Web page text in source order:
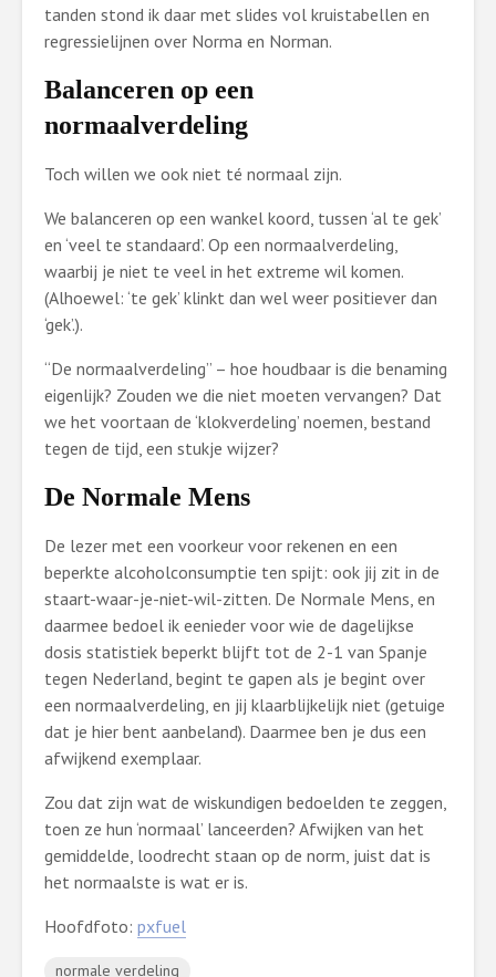
tanden stond ik daar met slides vol kruistabellen en
regressielijnen over Norma en Norman.
Balanceren op een
normaalverdeling
Toch willen we ook niet té normaal zijn.
We balanceren op een wankel koord, tussen ‘al te gek’
en ‘veel te standaard’. Op een normaalverdeling,
waarbij je niet te veel in het extreme wil komen.
(Alhoewel: ‘te gek’ klinkt dan wel weer positiever dan
‘gek’.).
“De normaalverdeling” – hoe houdbaar is die benaming
eigenlijk? Zouden we die niet moeten vervangen? Dat
we het voortaan de ‘klokverdeling’ noemen, bestand
tegen de tijd, een stukje wijzer?
De Normale Mens
De lezer met een voorkeur voor rekenen en een
beperkte alcoholconsumptie ten spijt: ook jij zit in de
staart-waar-je-niet-wil-zitten. De Normale Mens, en
daarmee bedoel ik eenieder voor wie de dagelijkse
dosis statistiek beperkt blijft tot de 2-1 van Spanje
tegen Nederland, begint te gapen als je begint over
een normaalverdeling, en jij klaarblijkelijk niet (getuige
dat je hier bent aanbeland). Daarmee ben je dus een
afwijkend exemplaar.
Zou dat zijn wat de wiskundigen bedoelden te zeggen,
toen ze hun ‘normaal’ lanceerden? Afwijken van het
gemiddelde, loodrecht staan op de norm, juist dat is
het normaalste is wat er is.
Hoofdfoto: pxfuel
normale verdeling